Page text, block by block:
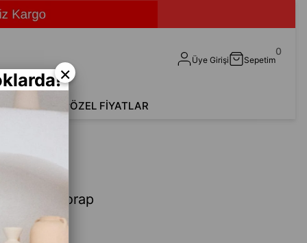
Üye Girişi Sepetim
0
AksesuarÖZEL FİYATLAR
Unisex Çorap
×